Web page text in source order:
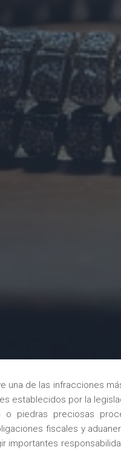
una de las infracciones
establecidos por la
o piedras preciosas
fiscales y
importantes